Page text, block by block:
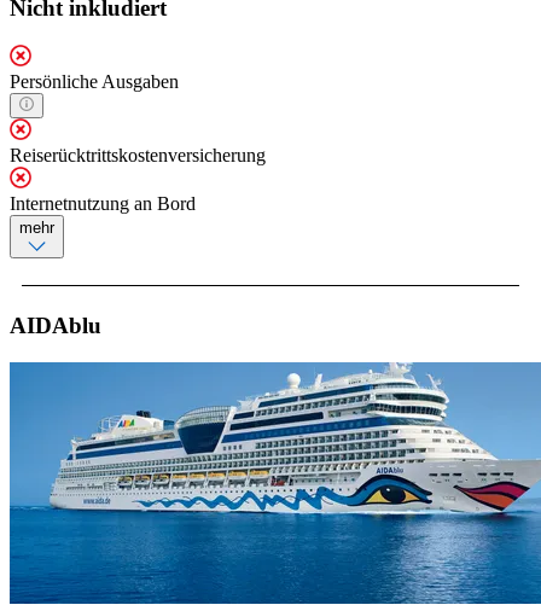
Nicht inkludiert
Persönliche Ausgaben
Reiserücktrittskostenversicherung
Internetnutzung an Bord
mehr
AIDAblu